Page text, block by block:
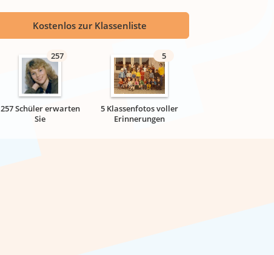
Kostenlos zur Klassenliste
257
257 Schüler erwarten
Sie
5
5 Klassenfotos voller
Erinnerungen